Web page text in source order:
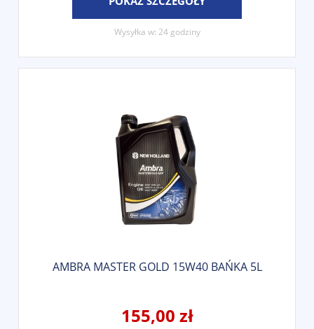
Wysyłka w: 24 godziny
AMBRA MASTER GOLD 15W40 BAŃKA 5L
155,00 zł